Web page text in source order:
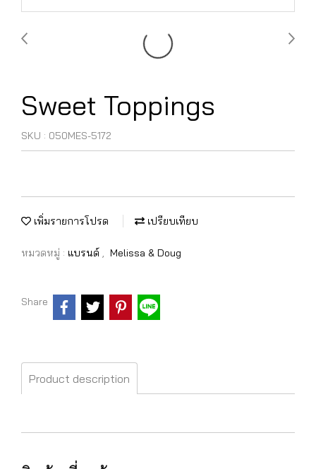
Sweet Toppings
SKU : 050MES-5172
เพิ่มรายการโปรด เปรียบเทียบ
หมวดหมู่ : แบรนด์ , Melissa & Doug
Share
Product description